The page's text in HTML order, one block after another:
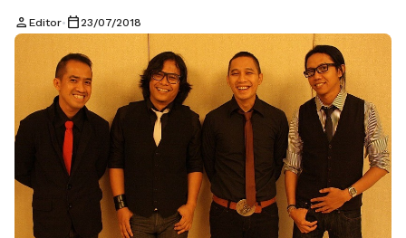
itu dikabarkan akan rilis pada 20 Juli 2018. Berarti sudah rilis
sejak hari Jumat lalu dong? Tapi ternyata tanggal 20 Juli
yang dimaksud baru rilis preview lagunya. Agnez Mo, nama
populernya saat …Baca Selengkapnya
person Editor• calendar_today 23/07/2018